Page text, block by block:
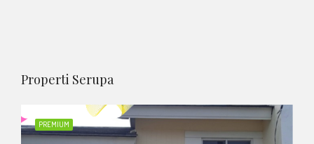
Properti Serupa
PREMIUM